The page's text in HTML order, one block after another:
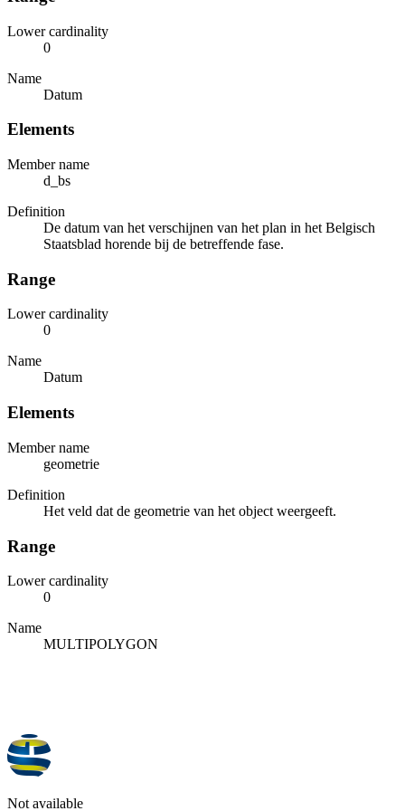
Lower cardinality
0
Name
Datum
Elements
Member name
d_bs
Definition
De datum van het verschijnen van het plan in het Belgisch
Staatsblad horende bij de betreffende fase.
Range
Lower cardinality
0
Name
Datum
Elements
Member name
geometrie
Definition
Het veld dat de geometrie van het object weergeeft.
Range
Lower cardinality
0
Name
MULTIPOLYGON
Not available